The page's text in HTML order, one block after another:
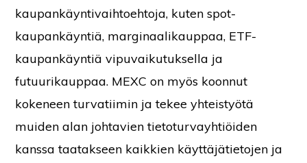
kaupankäyntivaihtoehtoja, kuten spot-
kaupankäyntiä, marginaalikauppaa, ETF-
kaupankäyntiä vipuvaikutuksella ja
futuurikauppaa. MEXC on myös koonnut
kokeneen turvatiimin ja tekee yhteistyötä
muiden alan johtavien tietoturvayhtiöiden
kanssa taatakseen kaikkien käyttäjätietojen ja